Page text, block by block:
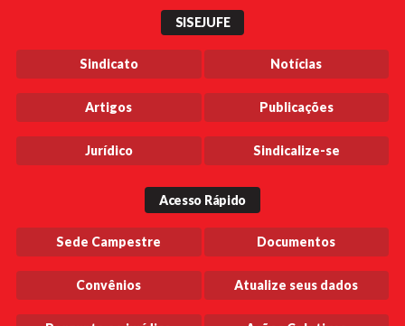
SISEJUFE
Sindicato Notícias
Artigos Publicações
Jurídico Sindicalize-se
Acesso Rápido
Sede Campestre Documentos
Convênios Atualize seus dados